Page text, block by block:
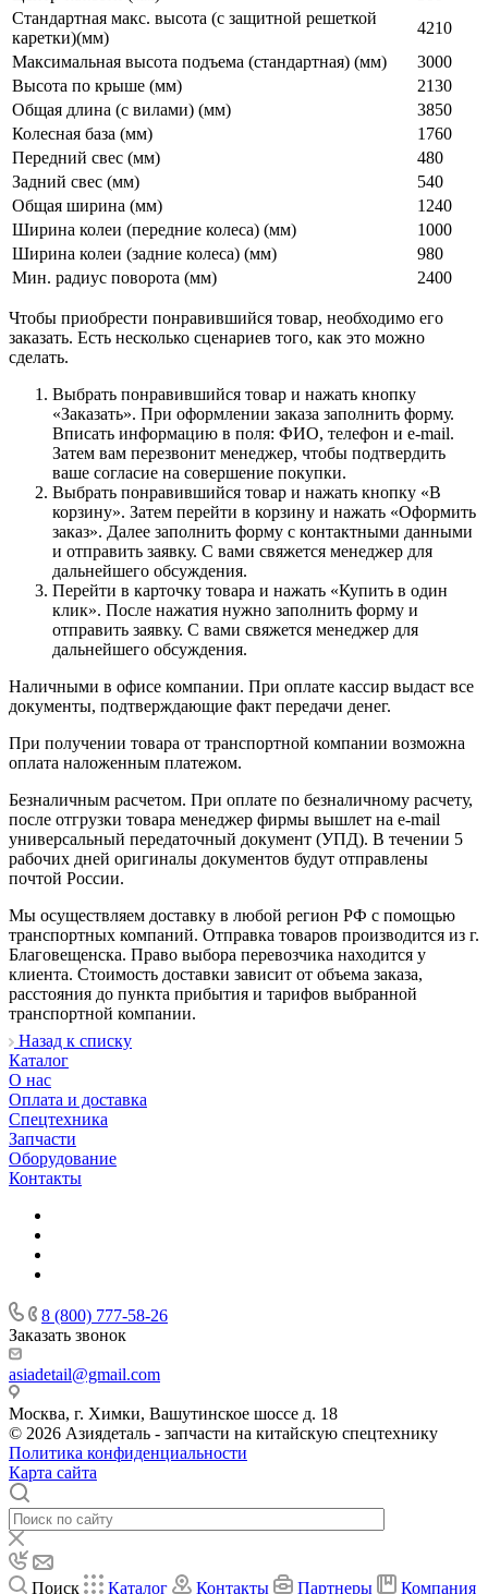
Стандартная макс. высота (с защитной решеткой
каретки)(мм)
4210
Максимальная высота подъема (стандартная) (мм)
3000
Высота по крыше (мм)
2130
Общая длина (с вилами) (мм)
3850
Колесная база (мм)
1760
Передний свес (мм)
480
Задний свес (мм)
540
Общая ширина (мм)
1240
Ширина колеи (передние колеса) (мм)
1000
Ширина колеи (задние колеса) (мм)
980
Мин. радиус поворота (мм)
2400
Чтобы приобрести понравившийся товар, необходимо его
заказать. Есть несколько сценариев того, как это можно
сделать.
Выбрать понравившийся товар и нажать кнопку
«Заказать». При оформлении заказа заполнить форму.
Вписать информацию в поля: ФИО, телефон и e-mail.
Затем вам перезвонит менеджер, чтобы подтвердить
ваше согласие на совершение покупки.
Выбрать понравившийся товар и нажать кнопку «В
корзину». Затем перейти в корзину и нажать «Оформить
заказ». Далее заполнить форму с контактными данными
и отправить заявку. С вами свяжется менеджер для
дальнейшего обсуждения.
Перейти в карточку товара и нажать «Купить в один
клик». После нажатия нужно заполнить форму и
отправить заявку. С вами свяжется менеджер для
дальнейшего обсуждения.
Наличными в офисе компании. При оплате кассир выдаст все
документы, подтверждающие факт передачи денег.
При получении товара от транспортной компании возможна
оплата наложенным платежом.
Безналичным расчетом. При оплате по безналичному расчету,
после отгрузки товара менеджер фирмы вышлет на e-mail
универсальный передаточный документ (УПД). В течении 5
рабочих дней оригиналы документов будут отправлены
почтой России.
Мы осуществляем доставку в любой регион РФ с помощью
транспортных компаний. Отправка товаров производится из г.
Благовещенска. Право выбора перевозчика находится у
клиента. Стоимость доставки зависит от объема заказа,
расстояния до пункта прибытия и тарифов выбранной
транспортной компании.
Назад к списку
Каталог
О нас
Оплата и доставка
Спецтехника
Запчасти
Оборудование
Контакты
8 (800) 777-58-26
Заказать звонок
asiadetail@gmail.com
Москва, г. Химки, Вашутинское шоссе д. 18
© 2026 Азиядеталь - запчасти на китайскую спецтехнику
Политика конфиденциальности
Карта сайта
Поиск Каталог Контакты Партнеры Компания